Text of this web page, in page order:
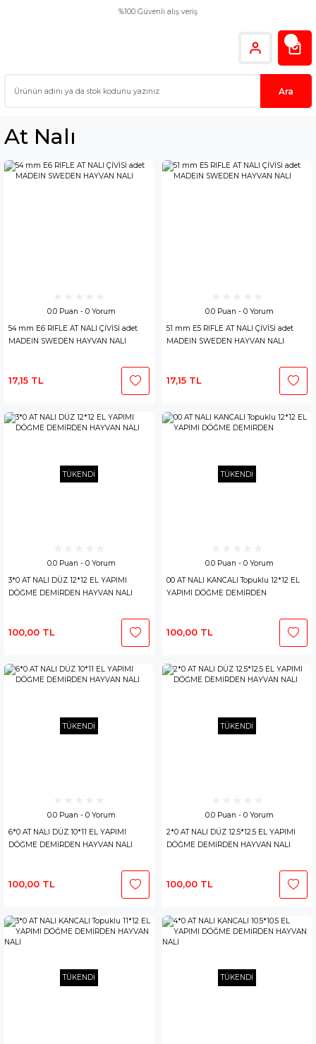
%100 Güvenli alış veriş
Ara
At Nalı
0.0 Puan - 0 Yorum
54 mm E6 RIFLE AT NALI ÇİVİSİ adet
MADEIN SWEDEN HAYVAN NALI
17,15 TL
0.0 Puan - 0 Yorum
51 mm E5 RIFLE AT NALI ÇİVİSİ adet
MADEIN SWEDEN HAYVAN NALI
17,15 TL
TÜKENDİ
0.0 Puan - 0 Yorum
3*0 AT NALI DÜZ 12*12 EL YAPIMI
DÖĞME DEMİRDEN HAYVAN NALI
100,00 TL
TÜKENDİ
0.0 Puan - 0 Yorum
00 AT NALI KANCALI Topuklu 12*12 EL
YAPIMI DÖĞME DEMİRDEN
100,00 TL
TÜKENDİ
0.0 Puan - 0 Yorum
6*0 AT NALI DÜZ 10*11 EL YAPIMI
DÖĞME DEMİRDEN HAYVAN NALI
100,00 TL
TÜKENDİ
0.0 Puan - 0 Yorum
2*0 AT NALI DÜZ 12.5*12.5 EL YAPIMI
DÖĞME DEMİRDEN HAYVAN NALI
100,00 TL
TÜKENDİ TÜKENDİ